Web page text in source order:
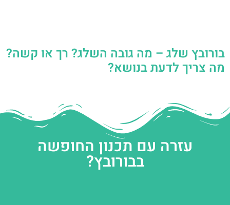
בורובץ שלג – מה גובה השלג? רך או קשה?
מה צריך לדעת בנושא?
עזרה עם תכנון החופשה
בבורובץ?